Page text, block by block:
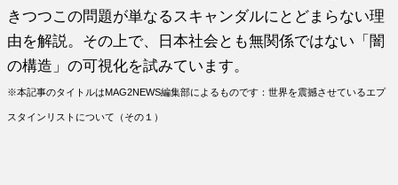
きつつこの問題が単なるスキャンダルにとどまらない理
由を解説。その上で、日本社会とも無関係ではない「闇
の構造」の可視化を試みています。
※本記事のタイトルはMAG2NEWS編集部によるものです：世界を震撼させているエプ
スタインリストについて（その１）